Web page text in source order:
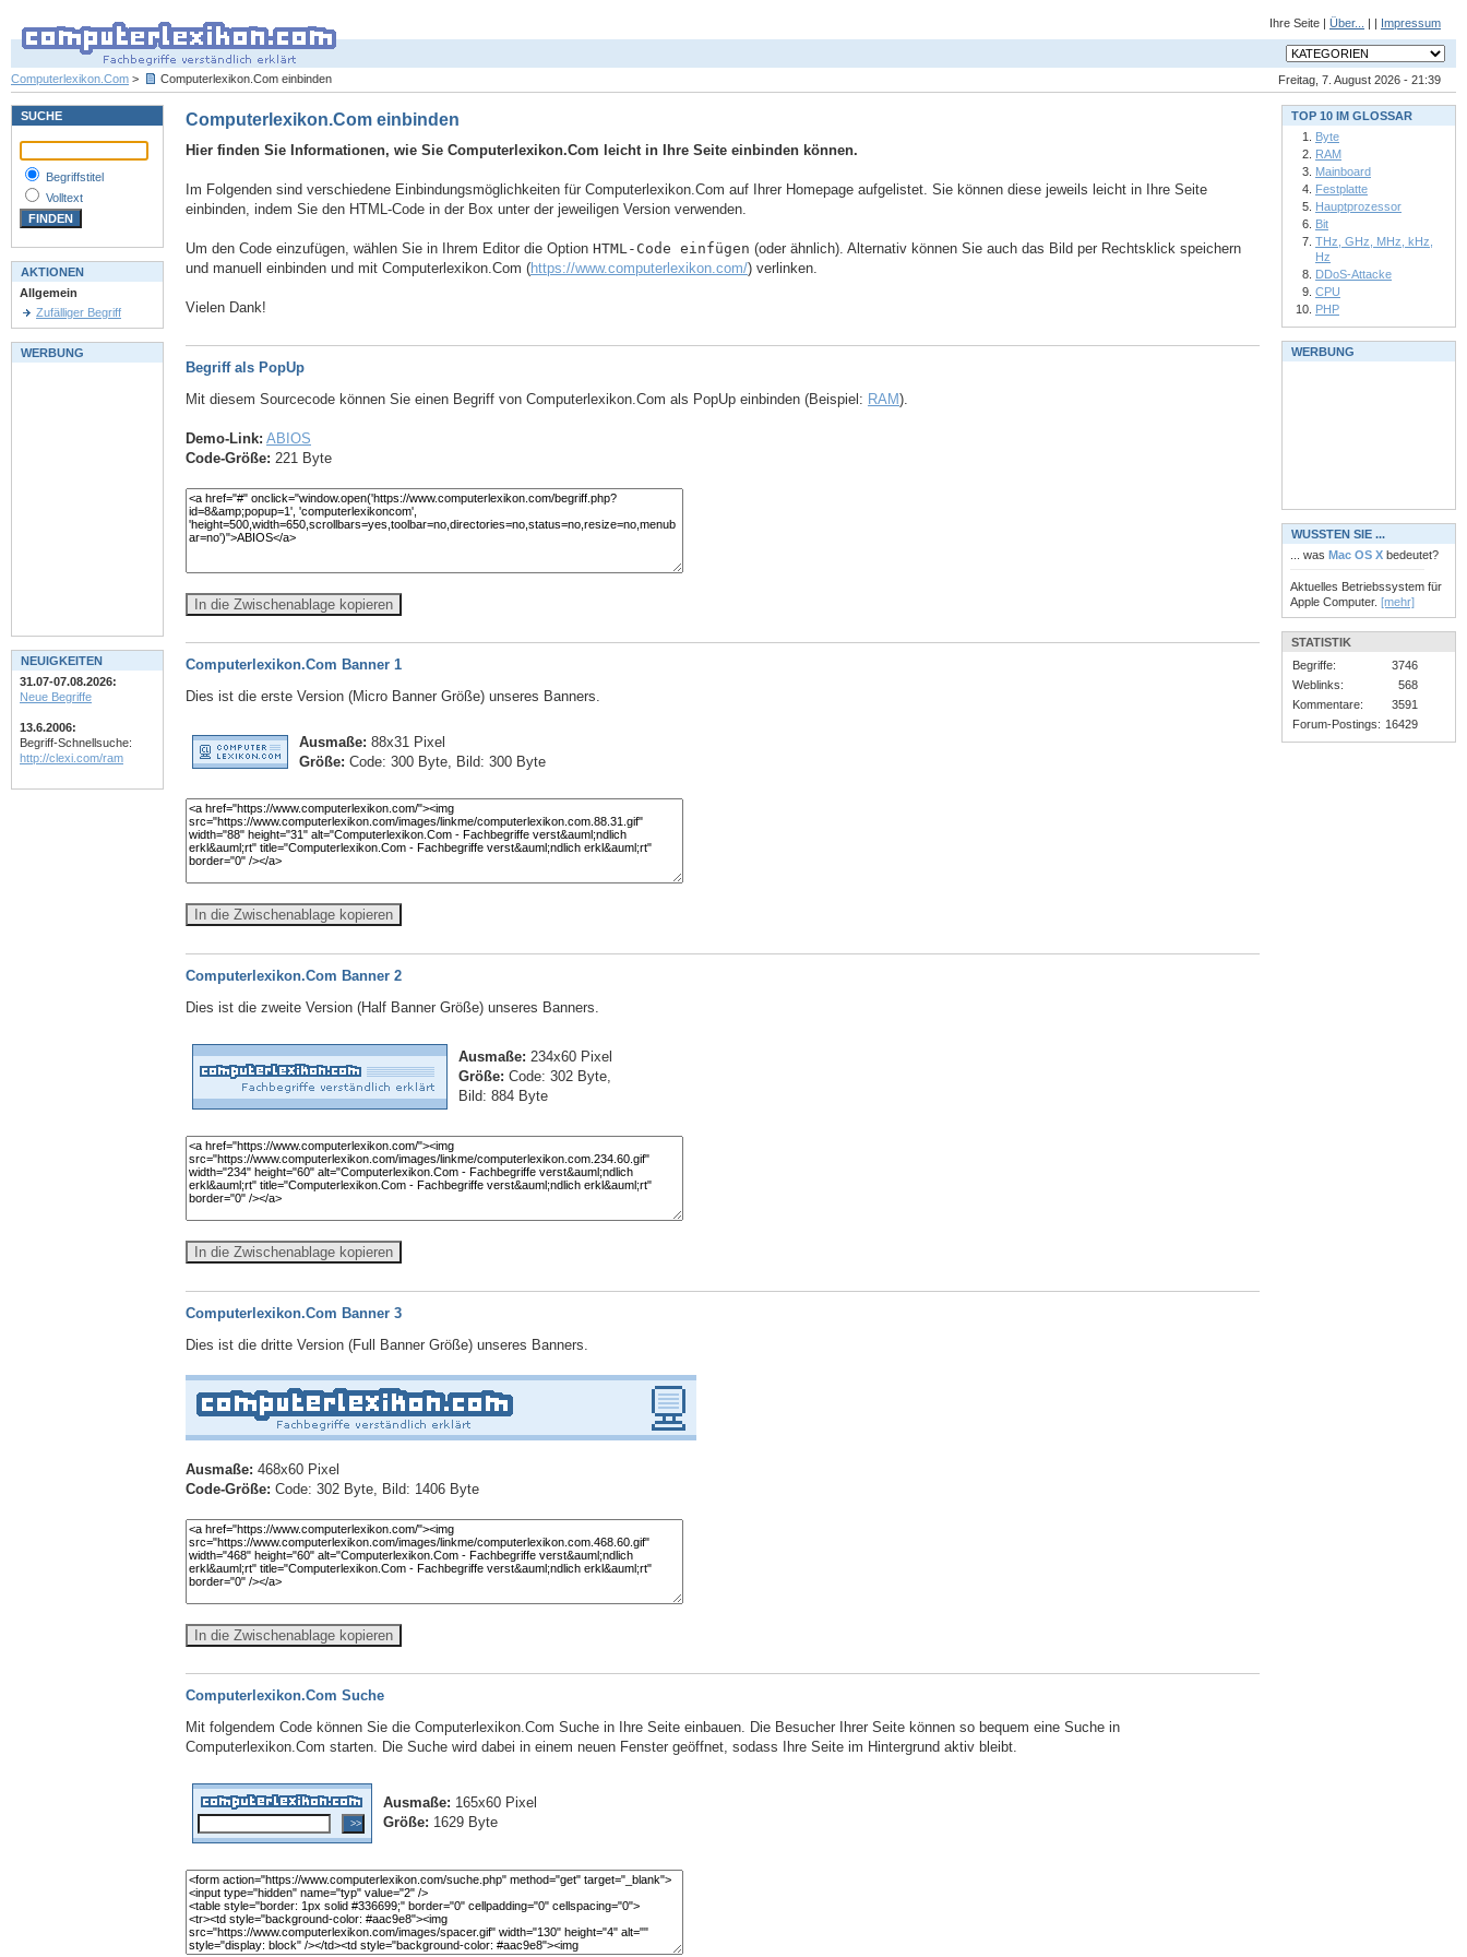
Ihre Seite | Über... | | Impressum
Freitag, 7. August 2026 - 21:39
Computerlexikon.Com > Computerlexikon.Com einbinden
Computerlexikon.Com einbinden
Hier finden Sie Informationen, wie Sie Computerlexikon.Com leicht in Ihre Seite einbinden können.
Im Folgenden sind verschiedene Einbindungsmöglichkeiten für Computerlexikon.Com auf Ihrer Homepage aufgelistet. Sie können diese jeweils leicht in Ihre Seite
einbinden, indem Sie den HTML-Code in der Box unter der jeweiligen Version verwenden.
Um den Code einzufügen, wählen Sie in Ihrem Editor die Option HTML-Code einfügen (oder ähnlich). Alternativ können Sie auch das Bild per Rechtsklick speichern
und manuell einbinden und mit Computerlexikon.Com (https://www.computerlexikon.com/) verlinken.
Vielen Dank!
Begriff als PopUp
Mit diesem Sourcecode können Sie einen Begriff von Computerlexikon.Com als PopUp einbinden (Beispiel: RAM).
Demo-Link: ABIOS
Code-Größe: 221 Byte
In die Zwischenablage kopieren
Computerlexikon.Com Banner 1
Dies ist die erste Version (Micro Banner Größe) unseres Banners.
Ausmaße: 88x31 Pixel
Größe: Code: 300 Byte, Bild: 300 Byte
In die Zwischenablage kopieren
Computerlexikon.Com Banner 2
Dies ist die zweite Version (Half Banner Größe) unseres Banners.
Ausmaße: 234x60 Pixel
Größe: Code: 302 Byte,
Bild: 884 Byte
In die Zwischenablage kopieren
Computerlexikon.Com Banner 3
Dies ist die dritte Version (Full Banner Größe) unseres Banners.
Ausmaße: 468x60 Pixel
Code-Größe: Code: 302 Byte, Bild: 1406 Byte
In die Zwischenablage kopieren
Computerlexikon.Com Suche
Mit folgendem Code können Sie die Computerlexikon.Com Suche in Ihre Seite einbauen. Die Besucher Ihrer Seite können so bequem eine Suche in
Computerlexikon.Com starten. Die Suche wird dabei in einem neuen Fenster geöffnet, sodass Ihre Seite im Hintergrund aktiv bleibt.
Ausmaße: 165x60 Pixel
Größe: 1629 Byte
SUCHE
Begriffstitel
Volltext
AKTIONEN
Allgemein
Zufälliger Begriff
WERBUNG
NEUIGKEITEN
31.07-07.08.2026:
Neue Begriffe
13.6.2006:
Begriff-Schnellsuche:
http://clexi.com/ram
TOP 10 IM GLOSSAR
Byte
RAM
Mainboard
Festplatte
Hauptprozessor
Bit
THz, GHz, MHz, kHz,
Hz
DDoS-Attacke
CPU
PHP
WERBUNG
WUSSTEN SIE ...
... was Mac OS X bedeutet?
Aktuelles Betriebssystem für
Apple Computer. [mehr]
STATISTIK
Begriffe:
3746
Weblinks:
568
Kommentare:
3591
Forum-Postings: 16429